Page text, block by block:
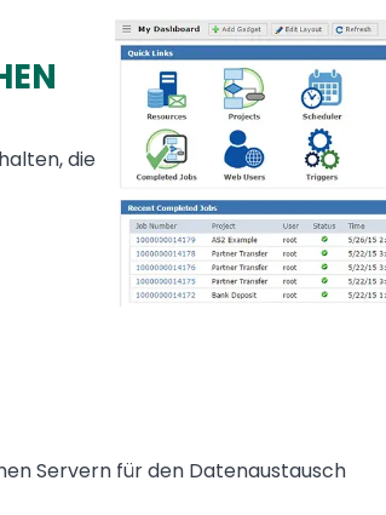
Media
Image
die
Servern für den Datenaustausch